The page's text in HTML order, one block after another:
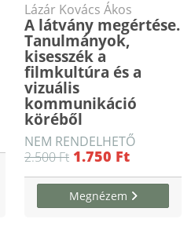
Lázár Kovács Ákos
A látvány megértése.
Tanulmányok,
kisesszék a
filmkultúra és a
vizuális
kommunikáció
köréből
NEM RENDELHETŐ
2.500 Ft 1.750 Ft
Megnézem